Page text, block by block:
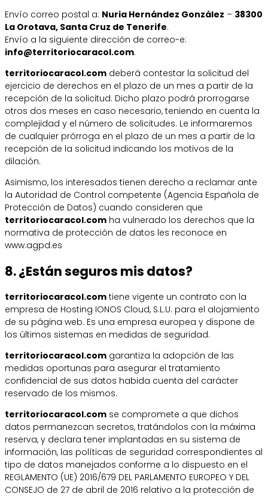
Envío correo postal a: Nuria Hernández González – 38300
La Orotava, Santa Cruz de Tenerife.
Envío a la siguiente dirección de correo-e:
info@territoriocaracol.com.
territoriocaracol.com deberá contestar la solicitud del
ejercicio de derechos en el plazo de un mes a partir de la
recepción de la solicitud. Dicho plazo podrá prorrogarse
otros dos meses en caso necesario, teniendo en cuenta la
complejidad y el número de solicitudes. Le informaremos
de cualquier prórroga en el plazo de un mes a partir de la
recepción de la solicitud indicando los motivos de la
dilación.
Asimismo, los interesados tienen derecho a reclamar ante
la Autoridad de Control competente (Agencia Española de
Protección de Datos) cuando consideren que
territoriocaracol.com ha vulnerado los derechos que la
normativa de protección de datos les reconoce en
www.agpd.es
8. ¿Están seguros mis datos?
territoriocaracol.com tiene vigente un contrato con la
empresa de Hosting IONOS Cloud, S.L.U. para el alojamiento
de su página web. Es una empresa europea y dispone de
los últimos sistemas en medidas de seguridad.
territoriocaracol.com garantiza la adopción de las
medidas oportunas para asegurar el tratamiento
confidencial de sus datos habida cuenta del carácter
reservado de los mismos.
territoriocaracol.com se compromete a que dichos
datos permanezcan secretos, tratándolos con la máxima
reserva, y declara tener implantadas en su sistema de
información, las políticas de seguridad correspondientes al
tipo de datos manejados conforme a lo dispuesto en el
REGLAMENTO (UE) 2016/679 DEL PARLAMENTO EUROPEO Y DEL
CONSEJO de 27 de abril de 2016 relativo a la protección de